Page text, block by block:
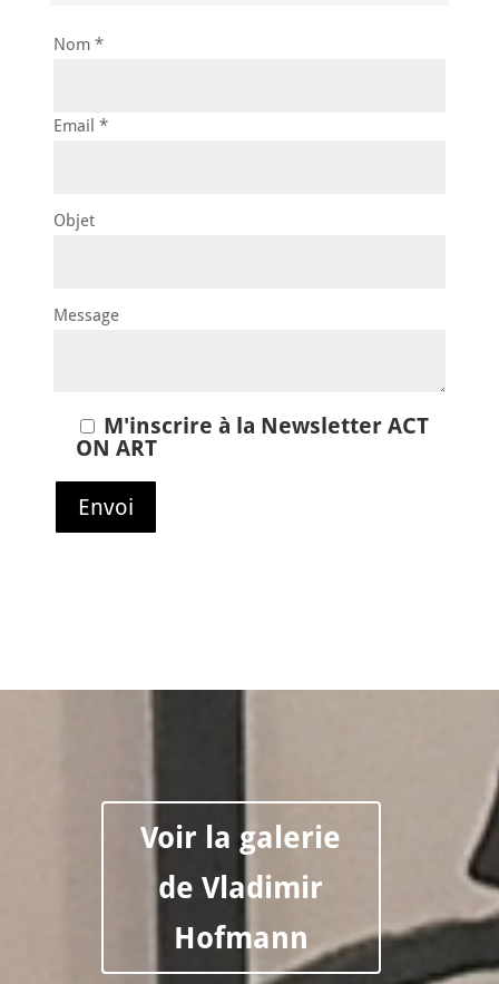
Nom *
Email *
Objet
Message
M'inscrire à la Newsletter ACT
ON ART
Voir la galerie
de Vladimir
Hofmann